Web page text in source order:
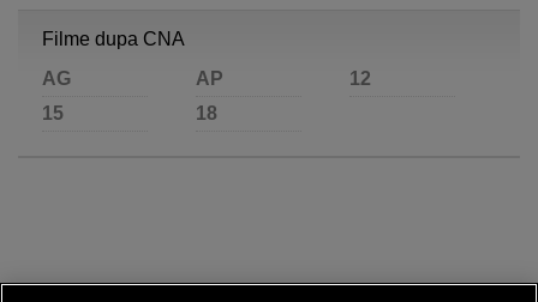
Filme dupa CNA
AG
AP
12
15
18